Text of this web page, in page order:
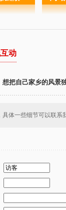
动
想把自己家乡的风景
具体一些细节可以联系